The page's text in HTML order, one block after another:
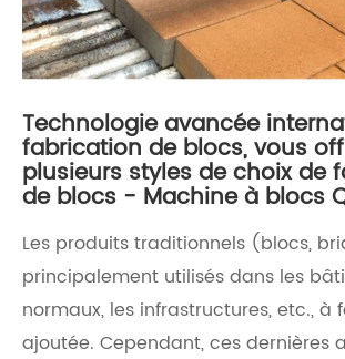
Technologie avancée
fabrication de blocs, vous
plusieurs styles de choix de
de blocs - Machine à blocs
​Les produits traditionnels (blocs,
principalement utilisés dans les
normaux, les infrastructures, etc., à
ajoutée. Cependant, ces dernières